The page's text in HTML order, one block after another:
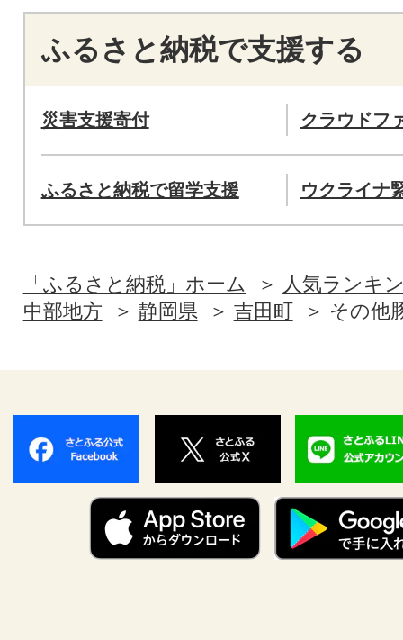
ふるさと納税で支援する
災害支援寄付 クラウドフ
ふるさと納税で留学支援 ウクライナ
「ふるさと納税」ホーム
人気ランキ
中部地方
静岡県 吉田町 その他